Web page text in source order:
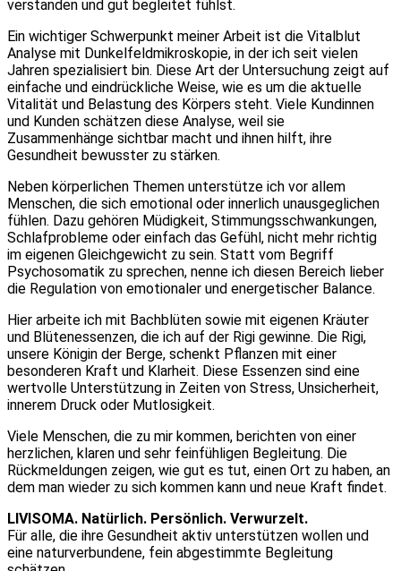
verstanden und gut begleitet fühlst.
Ein wichtiger Schwerpunkt meiner Arbeit ist die Vitalblut
Analyse mit Dunkelfeldmikroskopie, in der ich seit vielen
Jahren spezialisiert bin. Diese Art der Untersuchung zeigt auf
einfache und eindrückliche Weise, wie es um die aktuelle
Vitalität und Belastung des Körpers steht. Viele Kundinnen
und Kunden schätzen diese Analyse, weil sie
Zusammenhänge sichtbar macht und ihnen hilft, ihre
Gesundheit bewusster zu stärken.
Neben körperlichen Themen unterstütze ich vor allem
Menschen, die sich emotional oder innerlich unausgeglichen
fühlen. Dazu gehören Müdigkeit, Stimmungsschwankungen,
Schlafprobleme oder einfach das Gefühl, nicht mehr richtig
im eigenen Gleichgewicht zu sein. Statt vom Begriff
Psychosomatik zu sprechen, nenne ich diesen Bereich lieber
die Regulation von emotionaler und energetischer Balance.
Hier arbeite ich mit Bachblüten sowie mit eigenen Kräuter
und Blütenessenzen, die ich auf der Rigi gewinne. Die Rigi,
unsere Königin der Berge, schenkt Pflanzen mit einer
besonderen Kraft und Klarheit. Diese Essenzen sind eine
wertvolle Unterstützung in Zeiten von Stress, Unsicherheit,
innerem Druck oder Mutlosigkeit.
Viele Menschen, die zu mir kommen, berichten von einer
herzlichen, klaren und sehr feinfühligen Begleitung. Die
Rückmeldungen zeigen, wie gut es tut, einen Ort zu haben, an
dem man wieder zu sich kommen kann und neue Kraft findet.
LIVISOMA. Natürlich. Persönlich. Verwurzelt.
Für alle, die ihre Gesundheit aktiv unterstützen wollen und
eine naturverbundene, fein abgestimmte Begleitung